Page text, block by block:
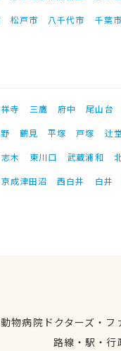
松戸市 八千代市 千葉
寺 三鷹 府中 尾山台
鶴見 平塚 戸塚 辻
志木 東川口 武蔵浦和
京成津田沼 西白井 白井
動物病院ドクターズ・
路線・駅・行